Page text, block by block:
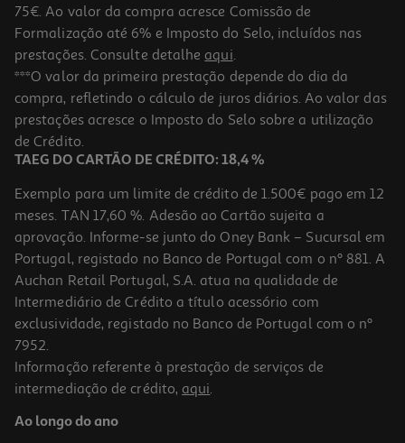
75€. Ao valor da compra acresce Comissão de
Formalização até 6% e Imposto do Selo, incluídos nas
prestações. Consulte detalhe aqui.
***O valor da primeira prestação depende do dia da
compra, refletindo o cálculo de juros diários. Ao valor das
prestações acresce o Imposto do Selo sobre a utilização
de Crédito.
TAEG DO CARTÃO DE CRÉDITO: 18,4 %
Exemplo para um limite de crédito de 1.500€ pago em 12
meses. TAN 17,60 %. Adesão ao Cartão sujeita a
aprovação. Informe-se junto do Oney Bank – Sucursal em
Portugal, registado no Banco de Portugal com o nº 881. A
Auchan Retail Portugal, S.A. atua na qualidade de
Intermediário de Crédito a título acessório com
exclusividade, registado no Banco de Portugal com o nº
7952.
Informação referente à prestação de serviços de
intermediação de crédito, aqui.
Ao longo do ano